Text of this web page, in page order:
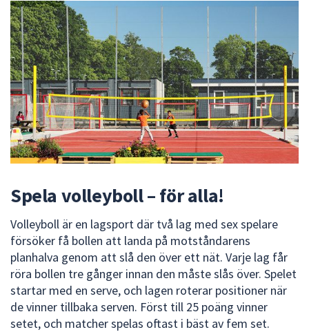
att
navigera
mellan
sökförslagen
och
enter
för
att
välja
något
dem.
Spela volleyboll – för alla!
Volleyboll är en lagsport där två lag med sex spelare
försöker få bollen att landa på motståndarens
planhalva genom att slå den över ett nät. Varje lag får
röra bollen tre gånger innan den måste slås över. Spelet
startar med en serve, och lagen roterar positioner när
de vinner tillbaka serven. Först till 25 poäng vinner
setet, och matcher spelas oftast i bäst av fem set.